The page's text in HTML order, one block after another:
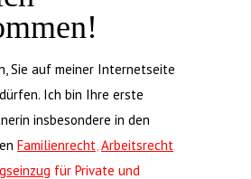
Sie auf meiner Internetseite
Ich bin Ihre erste
insbesondere in den
Familienrecht,Arbeitsrecht
für Private und